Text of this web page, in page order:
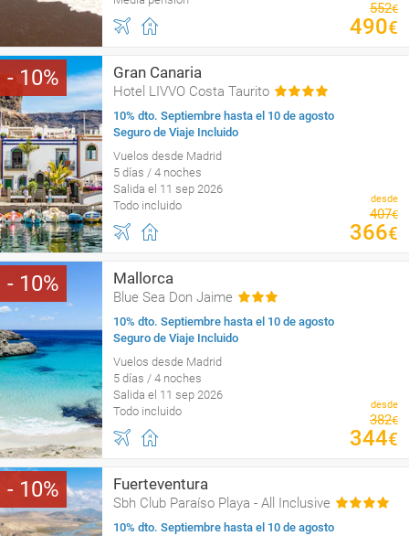
552€
490€
10 Gran Canaria
Hotel LIVVO Costa Taurito
10% dto. Septiembre hasta el 10 de agosto
Seguro de Viaje Incluido
Vuelos desde Madrid
5 días / 4 noches
Salida el 11 sep 2026
Todo incluido
desde
407€
366€
10 Mallorca
Blue Sea Don Jaime
10% dto. Septiembre hasta el 10 de agosto
Seguro de Viaje Incluido
Vuelos desde Madrid
5 días / 4 noches
Salida el 11 sep 2026
Todo incluido
desde
382€
344€
10 Fuerteventura
Sbh Club Paraíso Playa - All Inclusive
10% dto. Septiembre hasta el 10 de agosto